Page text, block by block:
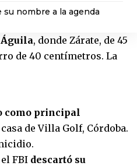
su nombre a la agenda
, donde Zárate, de 45
de 40 centímetros. La
como principal
de Villa Golf, Córdoba.
FBI descartó su